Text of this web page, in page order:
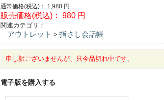
通常価格(税込)： 1,980 円
販売価格(税込)： 980 円
関連カテゴリ：
アウトレット > 指さし会話帳
申し訳ございませんが、只今品切れ中です。
電子版を購入する